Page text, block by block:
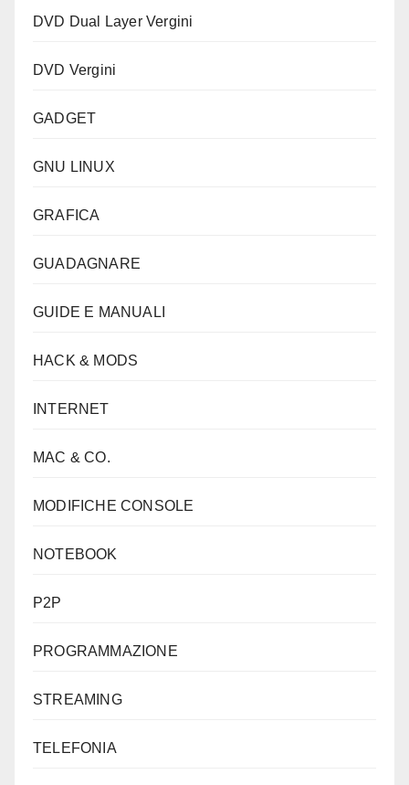
DVD Dual Layer Vergini
DVD Vergini
GADGET
GNU LINUX
GRAFICA
GUADAGNARE
GUIDE E MANUALI
HACK & MODS
INTERNET
MAC & CO.
MODIFICHE CONSOLE
NOTEBOOK
P2P
PROGRAMMAZIONE
STREAMING
TELEFONIA